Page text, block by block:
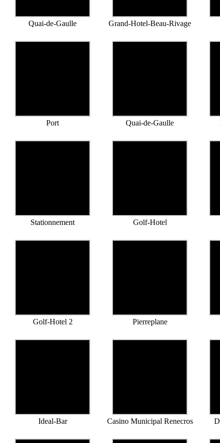
Quai-de-Gaulle Grand-Hotel-Beau-Rivage
Port Quai-de-Gaulle
Stationnement Golf-Hotel
Golf-Hotel 2 Pierreplane
Ideal-Bar Casino Municipal Renecros